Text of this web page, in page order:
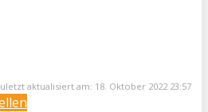
aktualisiert am: 18. Oktober 2022 23:57